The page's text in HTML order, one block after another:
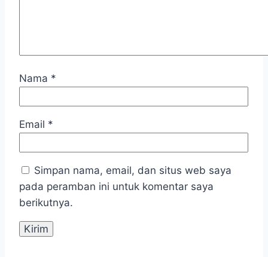
Nama *
Email *
Simpan nama, email, dan situs web saya
pada peramban ini untuk komentar saya
berikutnya.